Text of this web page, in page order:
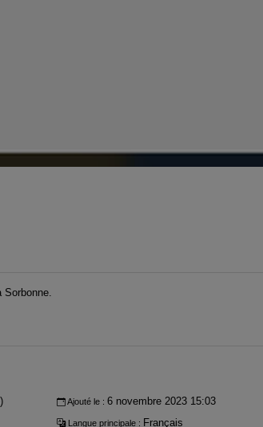
Ajouté le : 6 novembre 2023 15:03
Langue principale : Français